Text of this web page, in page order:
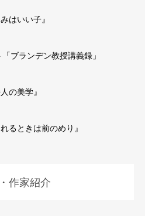
はいい子』
ブランデン教授講義録」
の美学』
るときは前のめり』
作家紹介